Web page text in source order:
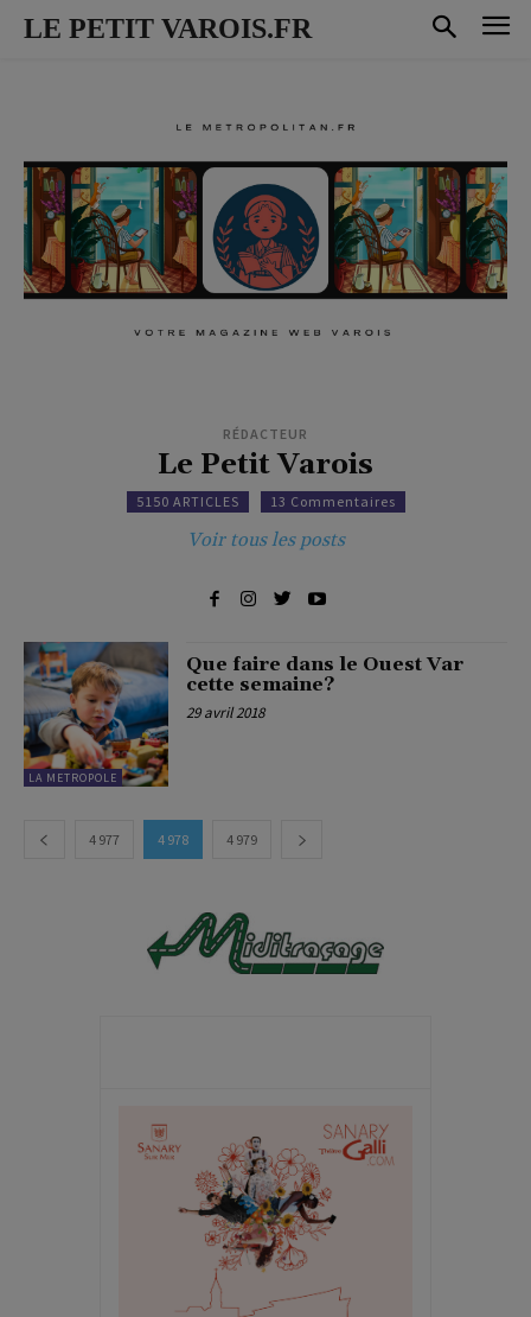
LE PETIT VAROIS.FR
RÉDACTEUR
Le Petit Varois
5150 ARTICLES 13 Commentaires
Voir tous les posts
LA METROPOLE
Que faire dans le Ouest Var
cette semaine?
29 avril 2018
4 977 4 978 4 979